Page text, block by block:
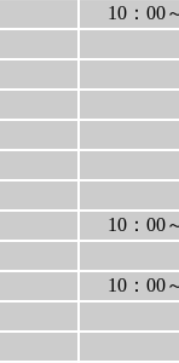
10：00
10：00
10：00